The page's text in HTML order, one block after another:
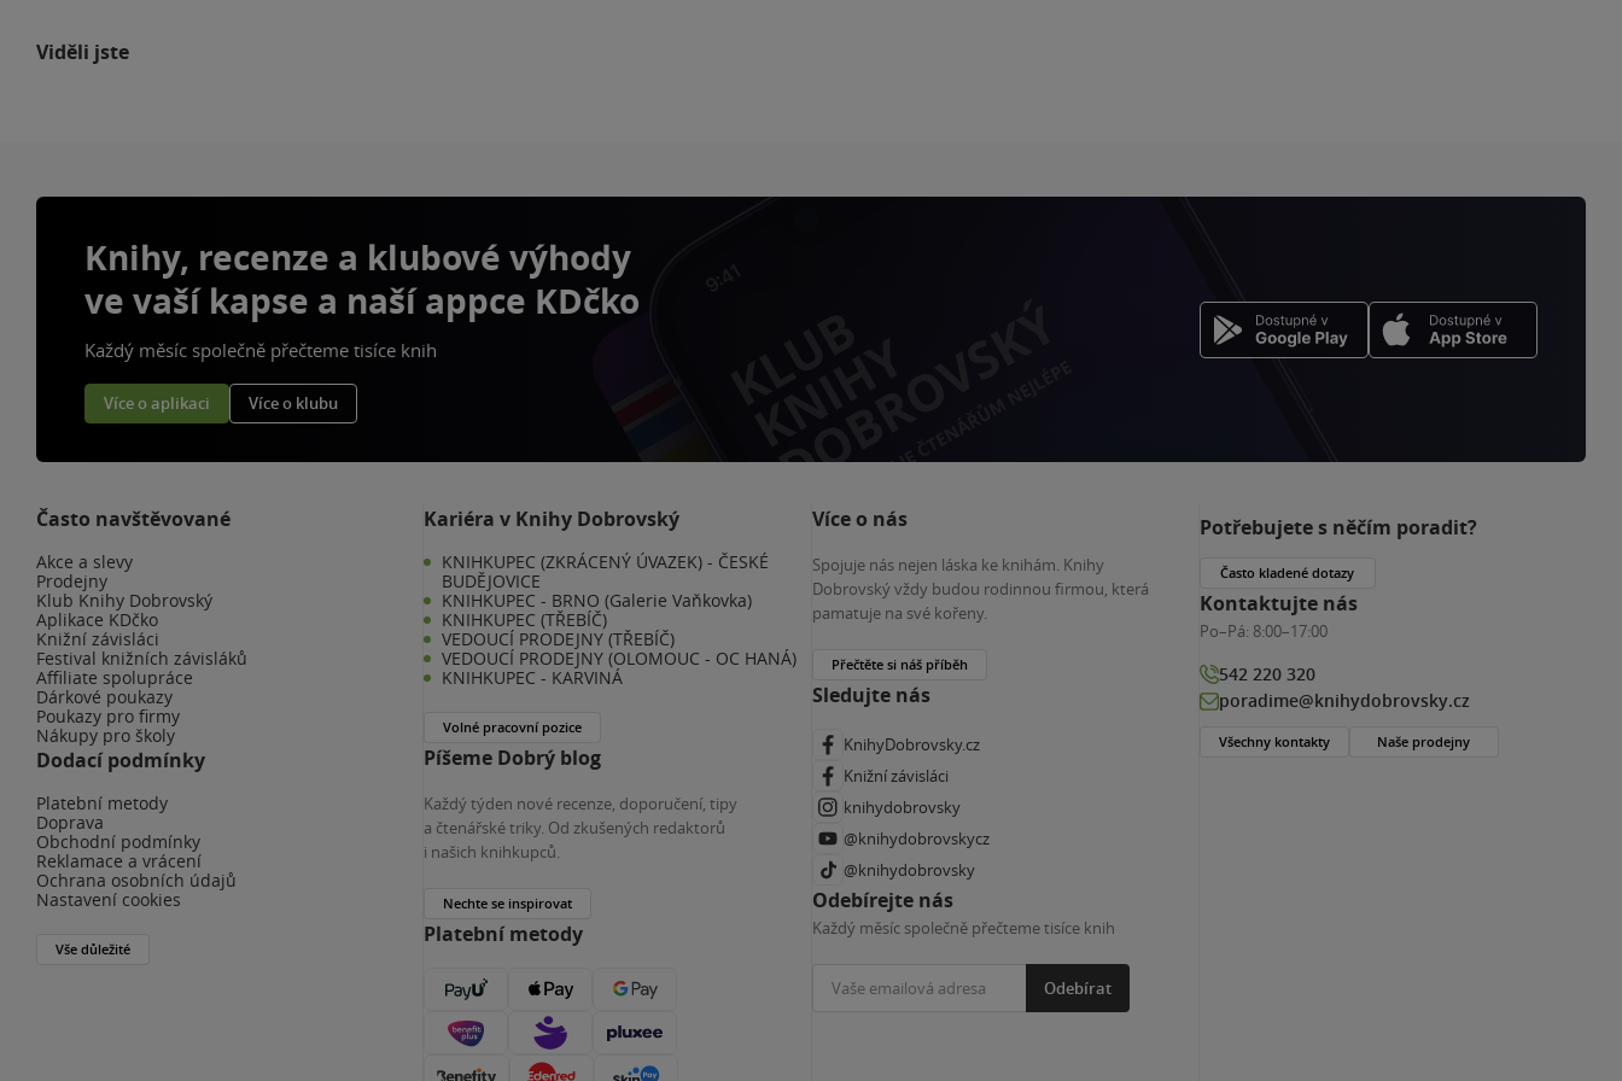
Viděli jste
Knihy, recenze a klubové výhody
ve vaší kapse a naší appce KDčko
Každý měsíc společně přečteme tisíce knih
Více o aplikaci Více o klubu
Často navštěvované
Akce a slevy
Prodejny
Klub Knihy Dobrovský
Aplikace KDčko
Knižní závisláci
Festival knižních závisláků
Affiliate spolupráce
Dárkové poukazy
Poukazy pro firmy
Nákupy pro školy
Dodací podmínky
Platební metody
Doprava
Obchodní podmínky
Reklamace a vrácení
Ochrana osobních údajů
Nastavení cookies
Vše důležité
Kariéra v Knihy Dobrovský
KNIHKUPEC (ZKRÁCENÝ ÚVAZEK) - ČESKÉ
BUDĚJOVICE
KNIHKUPEC - BRNO (Galerie Vaňkovka)
KNIHKUPEC (TŘEBÍČ)
VEDOUCÍ PRODEJNY (TŘEBÍČ)
VEDOUCÍ PRODEJNY (OLOMOUC - OC HANÁ)
KNIHKUPEC - KARVINÁ
Volné pracovní pozice
Píšeme Dobrý blog
Každý týden nové recenze, doporučení, tipy
a čtenářské triky. Od zkušených redaktorů
i našich knihkupců.
Nechte se inspirovat
Platební metody
Více o nás
Spojuje nás nejen láska ke knihám. Knihy
Dobrovský vždy budou rodinnou firmou, která
pamatuje na své kořeny.
Přečtěte si náš příběh
Sledujte nás
KnihyDobrovsky.cz
Knižní závisláci
knihydobrovsky
@knihydobrovskycz
@knihydobrovsky
Odebírejte nás
Každý měsíc společně přečteme tisíce knih
Odebírat
Potřebujete s něčím poradit?
Často kladené dotazy
Kontaktujte nás
Po–Pá: 8:00–17:00
542 220 320
poradime@knihydobrovsky.cz
Všechny kontakty Naše prodejny